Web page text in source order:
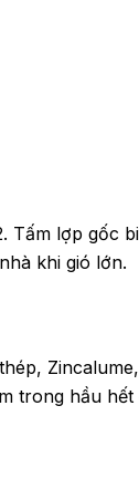
Tấm lợp gốc
khi gió lớn.
trong hầu hết